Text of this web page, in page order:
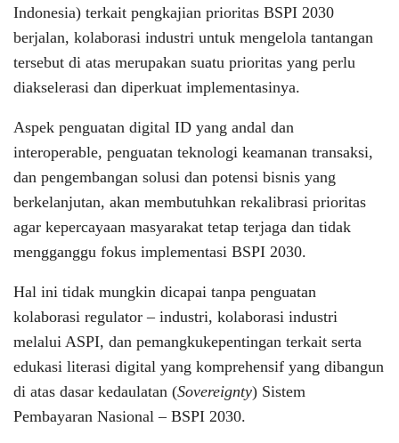
Indonesia) terkait pengkajian prioritas BSPI 2030
berjalan, kolaborasi industri untuk mengelola tantangan
tersebut di atas merupakan suatu prioritas yang perlu
diakselerasi dan diperkuat implementasinya.
Aspek penguatan digital ID yang andal dan
interoperable, penguatan teknologi keamanan transaksi,
dan pengembangan solusi dan potensi bisnis yang
berkelanjutan, akan membutuhkan rekalibrasi prioritas
agar kepercayaan masyarakat tetap terjaga dan tidak
mengganggu fokus implementasi BSPI 2030.
Hal ini tidak mungkin dicapai tanpa penguatan
kolaborasi regulator – industri, kolaborasi industri
melalui ASPI, dan pemangkukepentingan terkait serta
edukasi literasi digital yang komprehensif yang dibangun
di atas dasar kedaulatan (Sovereignty) Sistem
Pembayaran Nasional – BSPI 2030.